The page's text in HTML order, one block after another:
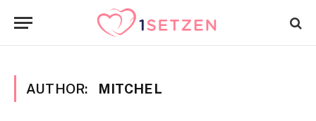
AUTHOR: MITCHEL